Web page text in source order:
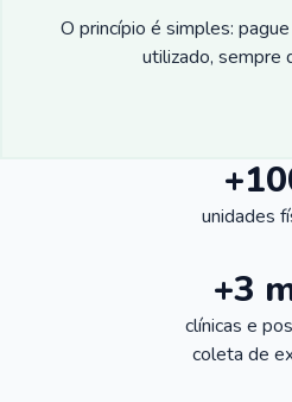
O princípio é simples:
utilizado, sempre
unidades
+3
clínicas e
coleta de